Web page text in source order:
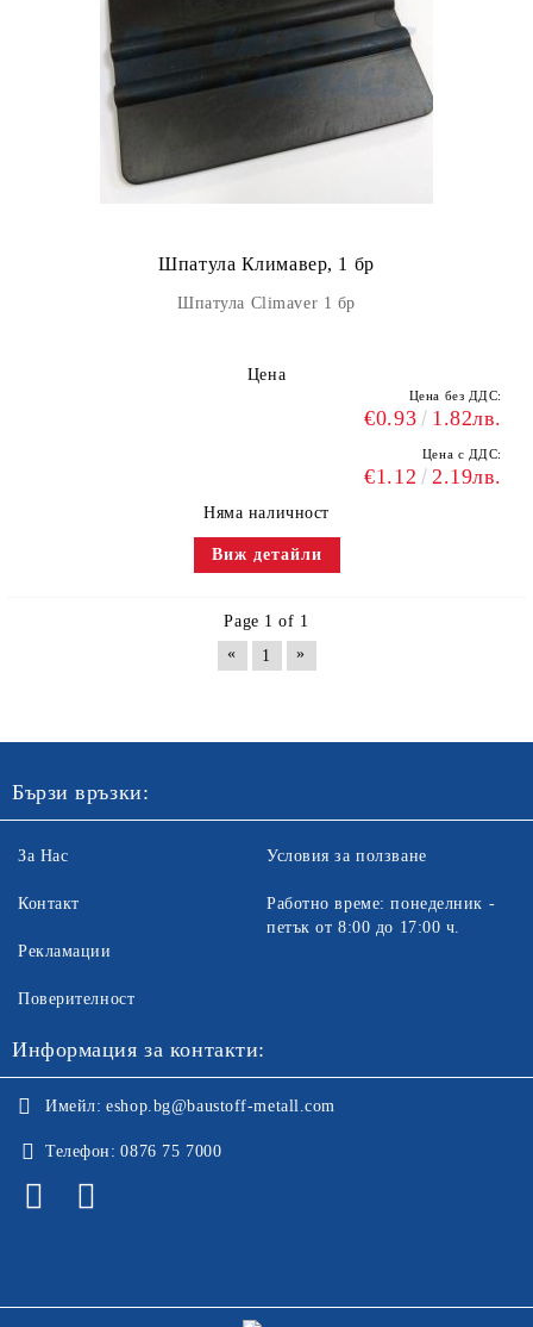
Шпатула Климавер, 1 бр
Шпатула Climaver 1 бр
Цена
Цена без ДДС:
€0.93 1.82лв.
Цена с ДДС:
€1.12 2.19лв.
Няма наличност
Виж детайли
Page 1 of 1
«
1 »
Бързи връзки:
За Нас
Контакт
Рекламации
Поверителност
Условия за ползване
Работно време: понеделник -
петък от 8:00 до 17:00 ч.
Информация за контакти:
Имейл: eshop.bg@baustoff-metall.com
Телефон: 0876 75 7000